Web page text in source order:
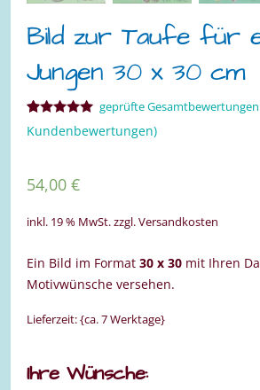
Bild zur Taufe für
Jungen 30 x 30 cm
Bewertet mit
5.00von 5,
13
geprüfte Gesamtbewertungen
Kundenbewertungen)
54,00 €
inkl. 19 % MwSt.zzgl. Versandkosten
Ein Bild im Format 30 x 30 mit Ihren
Motivwünsche versehen.
Lieferzeit: {ca. 7 Werktage}
Ihre Wünsche: